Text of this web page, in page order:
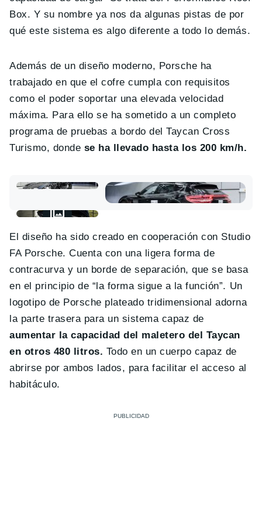
Box. Y su nombre ya nos da algunas pistas de por
qué este sistema es algo diferente a todo lo demás.
Además de un diseño moderno, Porsche ha
trabajado en que el cofre cumpla con requisitos
como el poder soportar una elevada velocidad
máxima. Para ello se ha sometido a un completo
programa de pruebas a bordo del Taycan Cross
Turismo, donde se ha llevado hasta los 200 km/h.
El diseño ha sido creado en cooperación con Studio
FA Porsche. Cuenta con una ligera forma de
contracurva y un borde de separación, que se basa
en el principio de “la forma sigue a la función”. Un
logotipo de Porsche plateado tridimensional adorna
la parte trasera para un sistema capaz de
aumentar la capacidad del maletero del Taycan
en otros 480 litros. Todo en un cuerpo capaz de
abrirse por ambos lados, para facilitar el acceso al
habitáculo.